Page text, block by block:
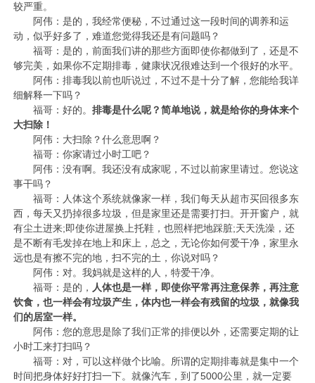
较严重。
阿伟：是的，我经常便秘，不过通过这一段时间的调养和运
动，似乎好多了，难道您觉得我还是有问题吗？
福哥：是的，前面我们讲的那些方面即使你都做到了，还是不
够完美，如果你不定期排毒，健康状况很难达到一个很好的水平。
阿伟：排毒我以前也听说过，不过不是十分了解，您能给我详
细解释一下吗？
福哥：好的。排毒是什么呢？简单地说，就是给你的身体来个
大扫除！
阿伟：大扫除？什么意思啊？
福哥：你家请过小时工吧？
阿伟：没有啊。我还没有成家呢，不过以前家里请过。您说这
事干吗？
福哥：人体这个系统就像家一样，我们每天从超市买回很多东
西，每天又扔掉很多垃圾，但是家里还是需要打扫。开开窗户，就
有尘土进来;即使你进屋换上托鞋，也照样把地踩脏;天天洗澡，还
是不断有毛发掉在地上和床上，总之，无论你如何爱干净，家里永
远也是有擦不完的地，扫不完的土，你说对吗？
阿伟：对。我妈就是这样的人，特爱干净。
福哥：是的， 人体也是一样，即使你平常再注意保养，再注意
饮食，也一样会有垃圾产生，体内也一样会有残留的垃圾，就像我
们的居室一样。
阿伟：您的意思是除了我们正常的排便以外，还需要定期的让
小时工来打扫吗？
福哥：对，可以这样做个比喻。所谓的定期排毒就是集中一个
时间把身体好好打扫一下。就像汽车，到了5000公里，就一定要